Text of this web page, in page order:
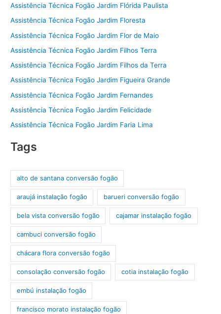
Assistência Técnica Fogão Jardim Flórida Paulista
Assistência Técnica Fogão Jardim Floresta
Assistência Técnica Fogão Jardim Flor de Maio
Assistência Técnica Fogão Jardim Filhos Terra
Assistência Técnica Fogão Jardim Filhos da Terra
Assistência Técnica Fogão Jardim Figueira Grande
Assistência Técnica Fogão Jardim Fernandes
Assistência Técnica Fogão Jardim Felicidade
Assistência Técnica Fogão Jardim Faria Lima
Tags
alto de santana conversão fogão
araujá instalação fogão barueri conversão fogão
bela vista conversão fogão cajamar instalação fogão
cambuci conversão fogão
chácara flora conversão fogão
consolação conversão fogão cotia instalação fogão
embú instalação fogão
francisco morato instalação fogão